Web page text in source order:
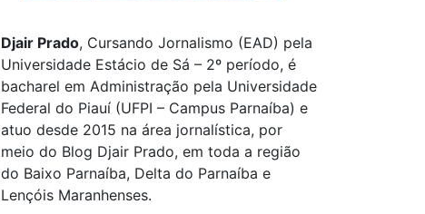
Djair Prado, Cursando Jornalismo (EAD) pela
Universidade Estácio de Sá – 2º período, é
bacharel em Administração pela Universidade
Federal do Piauí (UFPI – Campus Parnaíba) e
atuo desde 2015 na área jornalística, por
meio do Blog Djair Prado, em toda a região
do Baixo Parnaíba, Delta do Parnaíba e
Lençóis Maranhenses.